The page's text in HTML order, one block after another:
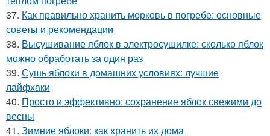
37. Как правильно хранить морковь в погребе: основные
советы и рекомендации
38. Высушивание яблок в электросушилке: сколько яблок
можно обработать за один раз
39. Сушь яблоки в домашних условиях: лучшие
лайфхаки
40. Просто и эффективно: сохранение яблок свежими до
весны
41. Зимние яблоки: как хранить их дома